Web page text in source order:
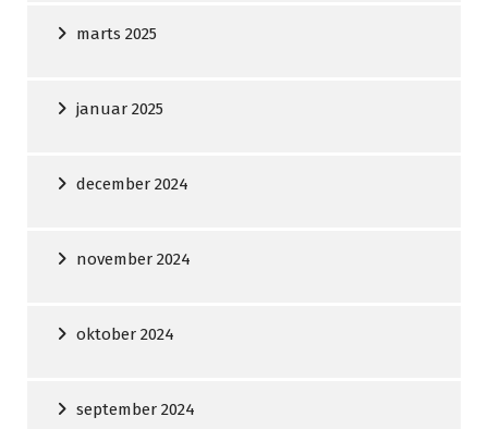
marts 2025
januar 2025
december 2024
november 2024
oktober 2024
september 2024